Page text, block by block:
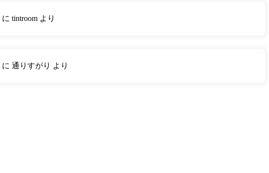
に tintroom より
に 通りすがり より